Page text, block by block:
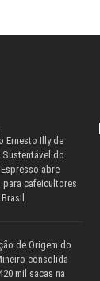
Ernesto Illy de
Sustentável do
abre
para cafeicultores
de Origem do
consolida
mil sacas na